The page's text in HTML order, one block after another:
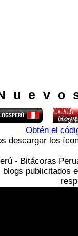
Obtén el
descargar los
- Bitácoras
publicitados